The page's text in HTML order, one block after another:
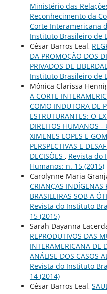
Ministério das
Reconhecimento da
Corte Interamericana
Instituto Brasileiro de
César Barros Leal,
DA PROMOÇÃO DOS
PRIVADOS DE
Instituto Brasileiro de
Mônica Clarissa
A CORTE
COMO INDUTORA DE
ESTRUTURANTES: O
DIREITOS HUMANOS -
XIMENES LOPES E
PERSPECTIVAS E
DECISÕES , Revista do
Humanos: n. 15 (2015)
Carolynne Maria
CRIANÇAS INDÍGENAS
BRASILEIRAS SOB A
Revista do Instituto
15 (2015)
Sarah Dayanna
REPRODUTIVOS DAS
INTERAMERICANA DE
ANÁLISE DOS CASOS
Revista do Instituto
14 (2014)
César Barros Leal,